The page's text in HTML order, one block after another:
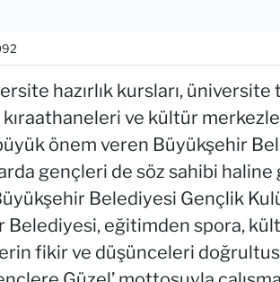
hazırlık kursları, üniversite
ve kültür
önem veren Büyükşehir
gençleri de söz sahibi
Belediyesi Gençlik
Belediyesi, eğitimden spora,
fikir ve düşünceleri